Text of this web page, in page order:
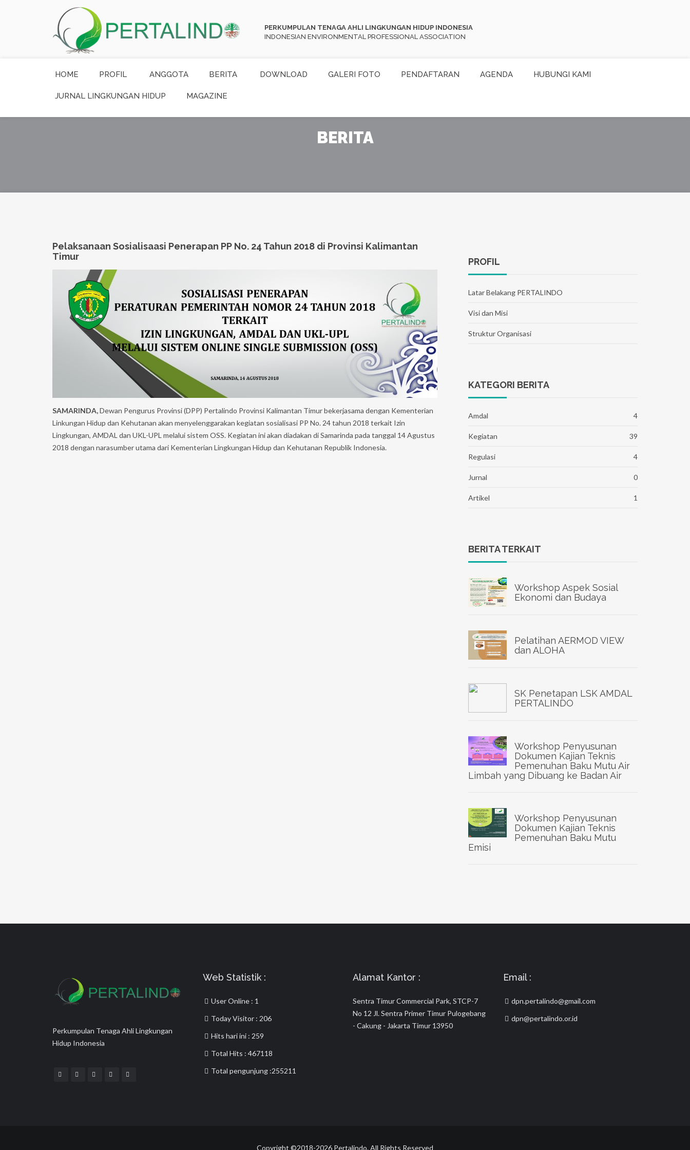
PERKUMPULAN TENAGA AHLI LINGKUNGAN HIDUP INDONESIA
INDONESIAN ENVIRONMENTAL PROFESSIONAL ASSOCIATION
HOME PROFIL ANGGOTA BERITA DOWNLOAD GALERI FOTO PENDAFTARAN AGENDA HUBUNGI KAMI
JURNAL LINGKUNGAN HIDUP MAGAZINE
BERITA
Pelaksanaan Sosialisaasi Penerapan PP No. 24 Tahun 2018 di Provinsi Kalimantan
Timur
SAMARINDA,Dewan Pengurus Provinsi (DPP) Pertalindo Provinsi Kalimantan Timur bekerjasama dengan Kementerian
Linkungan Hidup dan Kehutanan akan menyelenggarakan kegiatan sosialisasi PP No. 24 tahun 2018 terkait Izin
Lingkungan, AMDAL dan UKL-UPL melalui sistem OSS. Kegiatan ini akan diadakan di Samarinda pada tanggal 14 Agustus
2018 dengan narasumber utama dari Kementerian Lingkungan Hidup dan Kehutanan Republik Indonesia.
PROFIL
Latar Belakang PERTALINDO
Visi dan Misi
Struktur Organisasi
KATEGORI BERITA
Amdal 4
Kegiatan 39
Regulasi 4
Jurnal 0
Artikel 1
BERITA TERKAIT
Workshop Aspek Sosial
Ekonomi dan Budaya
Pelatihan AERMOD VIEW
dan ALOHA
SK Penetapan LSK AMDAL
PERTALINDO
Workshop Penyusunan
Dokumen Kajian Teknis
Pemenuhan Baku Mutu Air
Limbah yang Dibuang ke Badan Air
Workshop Penyusunan
Dokumen Kajian Teknis
Pemenuhan Baku Mutu
Emisi
Perkumpulan Tenaga Ahli Lingkungan
Hidup Indonesia
Web Statistik :
User Online : 1
Today Visitor : 206
Hits hari ini : 259
Total Hits : 467118
Total pengunjung :255211
Alamat Kantor :
Sentra Timur Commercial Park, STCP-7
No 12 Jl. Sentra Primer Timur Pulogebang
- Cakung - Jakarta Timur 13950
Email :
dpn.pertalindo@gmail.com
dpn@pertalindo.or.id
Copyright ©2018-2026 Pertalindo. All Rights Reserved